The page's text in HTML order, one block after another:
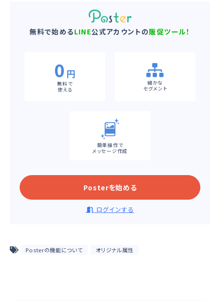
無料で始めるLINE公式アカウントの販促ツール！
0 円
無料で
使える
細かな
セグメント
簡単操作で
メッセージ作成
Posterを始める
ログインする
Posterの機能について オリジナル属性